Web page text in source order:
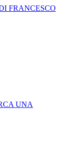
FRANCESCO
UNA